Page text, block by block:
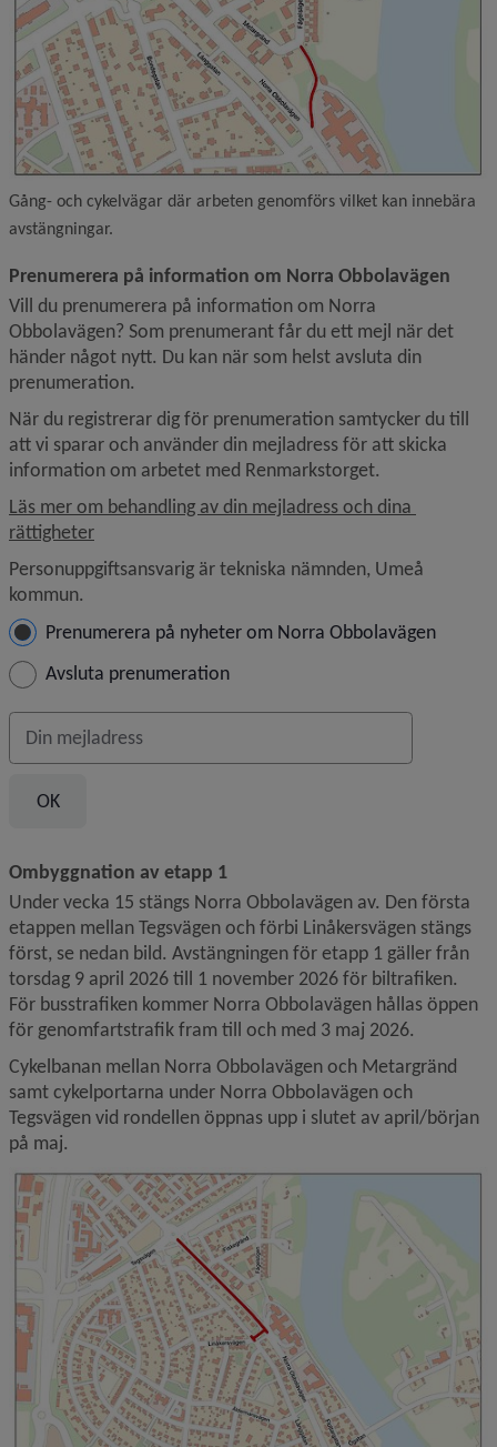
Gång- och cykelvägar där arbeten genomförs vilket kan innebära
avstängningar.
Prenumerera på information om Norra Obbolavägen
Vill du prenumerera på information om Norra
Obbolavägen? Som prenumerant får du ett mejl när det
händer något nytt. Du kan när som helst avsluta din
prenumeration.
När du registrerar dig för prenumeration samtycker du till
att vi sparar och använder din mejladress för att skicka
information om arbetet med Renmarkstorget.
Läs mer om behandling av din mejladress och dina
rättigheter
Personuppgiftsansvarig är tekniska nämnden, Umeå
kommun.
Hantera prenumeration
Prenumerera på nyheter om Norra Obbolavägen
Avsluta prenumeration
Din e-postadress
Ombyggnation av etapp 1
Under vecka 15 stängs Norra Obbolavägen av. Den första
etappen mellan Tegsvägen och förbi Linåkersvägen stängs
först, se nedan bild. Avstängningen för etapp 1 gäller från
torsdag 9 april 2026 till 1 november 2026 för biltrafiken.
För busstrafiken kommer Norra Obbolavägen hållas öppen
för genomfartstrafik fram till och med 3 maj 2026.
Cykelbanan mellan Norra Obbolavägen och Metargränd
samt cykelportarna under Norra Obbolavägen och
Tegsvägen vid rondellen öppnas upp i slutet av april/början
på maj.